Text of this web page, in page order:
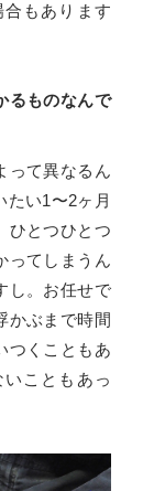
もあります
るものなんで
って異なるん
たい1〜2ヶ月
ひとつひとつ
ってしまうん
し。お任せで
かぶまで時間
つくこともあ
こともあっ